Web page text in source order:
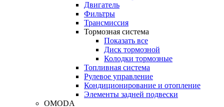
Двигатель
Фильтры
Трансмиссия
Тормозная система
Показать все
Диск тормозной
Колодки тормозные
Топливная система
Рулевое управление
Кондиционирование и отопление
Элементы задней подвески
OMODA